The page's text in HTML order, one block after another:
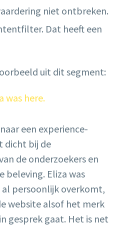
niet ontbreken.
Dat heeft een
uit dit segment:
een experience-
dicht bij de
de onderzoekers en
beleving. Eliza was
persoonlijk overkomt,
website alsof het merk
gesprek gaat. Het is net